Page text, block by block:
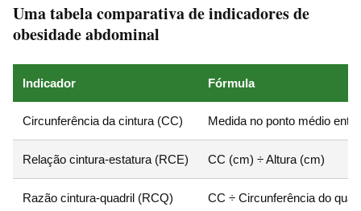
Uma tabela comparativa de indicadores de
obesidade abdominal
Indicador Fórmula
Circunferência da cintura (CC) Medida no ponto médio
Relação cintura-estatura (RCE) CC (cm) ÷ Altura (cm)
Razão cintura-quadril (RCQ) CC ÷ Circunferência do